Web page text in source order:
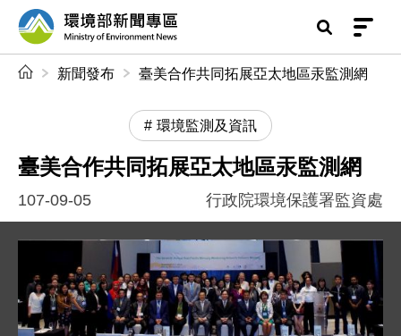
前往中央內容區塊
環境部新聞專區
新聞發布 臺美合作共同拓展亞太地區汞監測網
環境監測及資訊
臺美合作共同拓展亞太地區汞監測網
107-09-05 行政院環境保護署監資處